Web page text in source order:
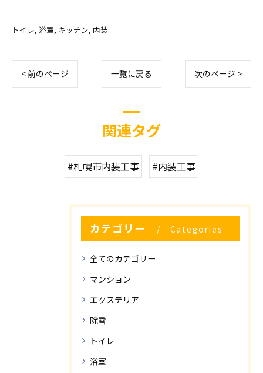
トイレ 浴室 キッチン 内装
< 前のページ 一覧に戻る 次のページ >
関連タグ
#札幌市内装工事 #内装工事
カテゴリー Categories
全てのカテゴリー
マンション
エクステリア
除雪
トイレ
浴室